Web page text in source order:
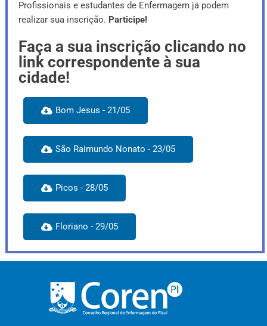
Profissionais e estudantes de Enfermagem já podem
realizar sua inscrição. Participe!
Faça a sua inscrição clicando no
link correspondente à sua
cidade!
Bom Jesus - 21/05
São Raimundo Nonato - 23/05
Picos - 28/05
Floriano - 29/05